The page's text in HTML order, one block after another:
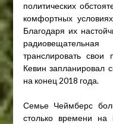
политических
комфортных
Благодаря их
транслировать
Кевин запланировал
на конец 2018 года.
Семье Чеймберс
столько времени на